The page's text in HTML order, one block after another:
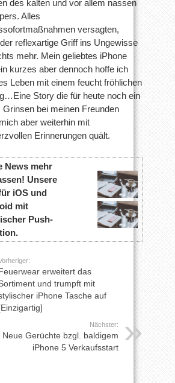
des kalten und vor allem nassen
Alles
versagten,
reflexartige Griff ins Ungewisse
mehr. Mein geliebtes iPhone
kurzes aber dennoch hoffe ich
Leben mit einem feucht fröhlichen
Story die für heute noch ein
Grinsen bei meinen Freunden
aber weiterhin mit
Erinnerungen quält.
News mehr
Unsere
iOS und
mit
Push-
erweitert das
und trumpft mit
iPhone Tasche auf
Nächster:
Neue Gerüchte bzgl. baldigem
iPhone 5 Verkaufsstart